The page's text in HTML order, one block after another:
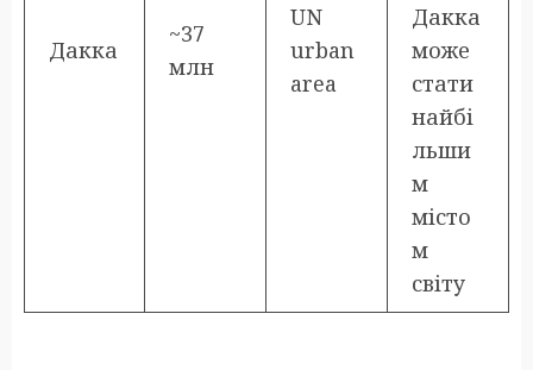
Дакка
~37
млн
UN
urban
area
Дакка
може
стати
найбі
льши
м
місто
м
світу